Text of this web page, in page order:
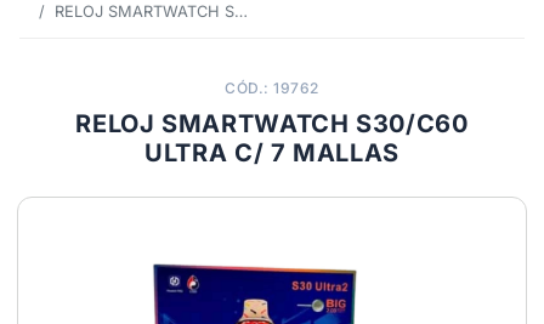
RELOJ SMARTWATCH S30/C60 ULTRA C/ 7 MALLAS
CÓD.: 19762
RELOJ SMARTWATCH S30/C60
ULTRA C/ 7 MALLAS